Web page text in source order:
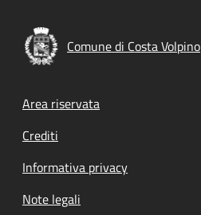
Comune di Costa Volpino
Footer menu
Area riservata
Crediti
Informativa privacy
Note legali